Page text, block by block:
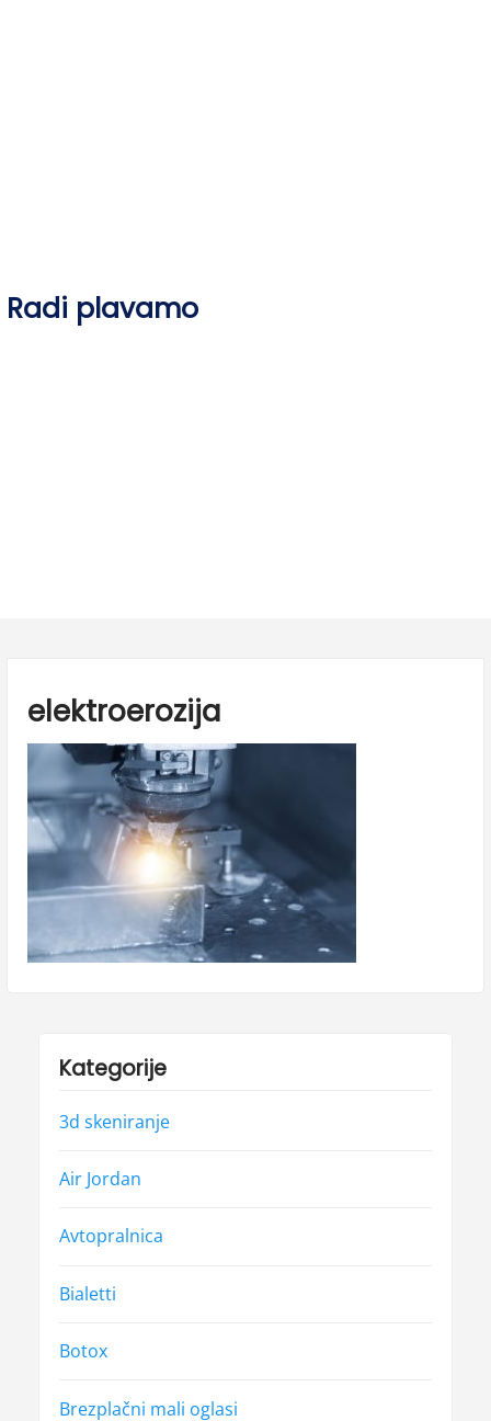
Radi plavamo
elektroerozija
Kategorije
3d skeniranje
Air Jordan
Avtopralnica
Bialetti
Botox
Brezplačni mali oglasi